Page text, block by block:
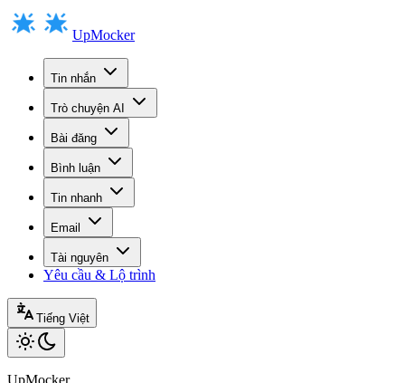
UpMocker
Tin nhắn
Trò chuyện AI
Bài đăng
Bình luận
Tin nhanh
Email
Tài nguyên
Yêu cầu & Lộ trình
Tiếng Việt
UpMocker